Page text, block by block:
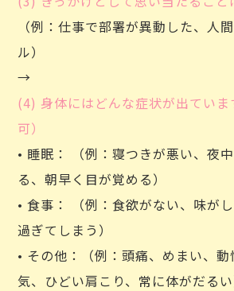
（例：仕事で部署が異動した、人
ル）
→
(4) 身体にはどんな症状が出てい
可）
• 睡眠： （例：寝つきが悪い、夜
る、朝早く目が覚める）
• 食事： （例：食欲がない、味が
過ぎてしまう）
• その他：（例：頭痛、めまい、
気、ひどい肩こり、常に体がだるい